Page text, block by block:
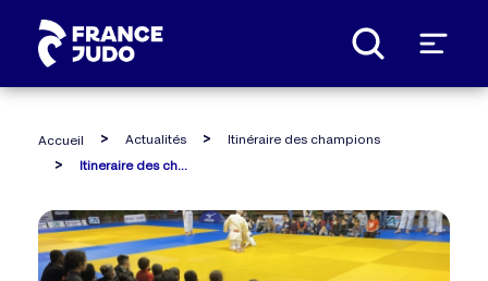
Accueil Actualités
Itinéraire des champions